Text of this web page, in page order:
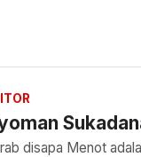
disapa Menot